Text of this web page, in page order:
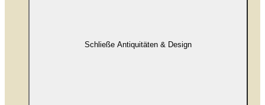
Schließe Antiquitäten & Design